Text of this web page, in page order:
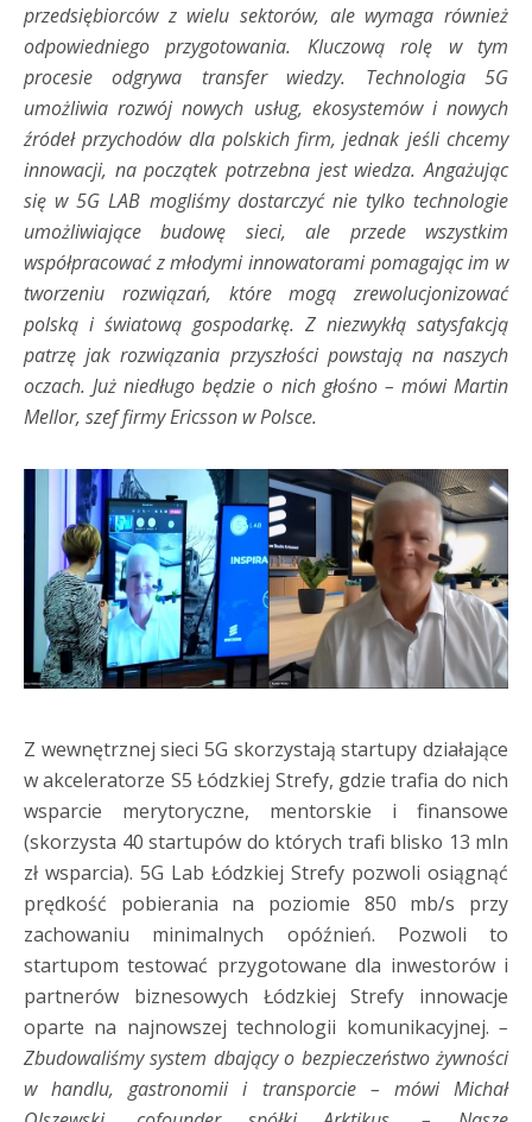
przedsiębiorców z wielu sektorów, ale wymaga również
odpowiedniego przygotowania. Kluczową rolę w tym
procesie odgrywa transfer wiedzy. Technologia 5G
umożliwia rozwój nowych usług, ekosystemów i nowych
źródeł przychodów dla polskich firm, jednak jeśli chcemy
innowacji, na początek potrzebna jest wiedza. Angażując
się w 5G LAB mogliśmy dostarczyć nie tylko technologie
umożliwiające budowę sieci, ale przede wszystkim
współpracować z młodymi innowatorami pomagając im w
tworzeniu rozwiązań, które mogą zrewolucjonizować
polską i światową gospodarkę. Z niezwykłą satysfakcją
patrzę jak rozwiązania przyszłości powstają na naszych
oczach. Już niedługo będzie o nich głośno – mówi Martin
Mellor, szef firmy Ericsson w Polsce.
Z wewnętrznej sieci 5G skorzystają startupy działające
w akceleratorze S5 Łódzkiej Strefy, gdzie trafia do nich
wsparcie merytoryczne, mentorskie i finansowe
(skorzysta 40 startupów do których trafi blisko 13 mln
zł wsparcia). 5G Lab Łódzkiej Strefy pozwoli osiągnąć
prędkość pobierania na poziomie 850 mb/s przy
zachowaniu minimalnych opóźnień. Pozwoli to
startupom testować przygotowane dla inwestorów i
partnerów biznesowych Łódzkiej Strefy innowacje
oparte na najnowszej technologii komunikacyjnej. –
Zbudowaliśmy system dbający o bezpieczeństwo żywności
w handlu, gastronomii i transporcie – mówi Michał